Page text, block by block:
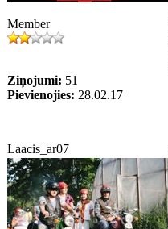
Member
Ziņojumi: 51
Pievienojies: 28.02.17
Laacis_ar07